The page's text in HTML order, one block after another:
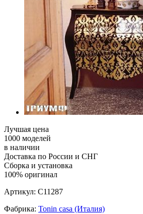
Лучшая цена
1000 моделей
в наличии
Доставка по России и СНГ
Сборка и установка
100% оригинал
Артикул: C11287
Фабрика: Tonin casa (Италия)